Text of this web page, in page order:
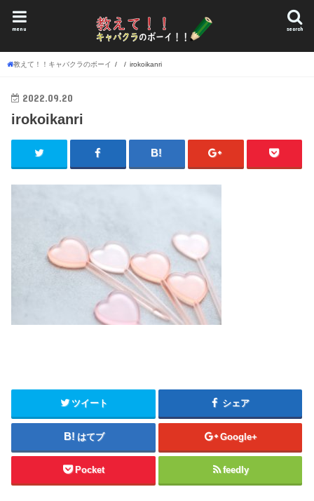
search
menu
教えて！！キャバクラのボーイ irokoikanri
2022.09.20
irokoikanri
ツイート シェア
はてブ Google+
Pocket feedly